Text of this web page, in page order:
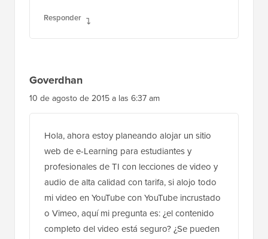
Responder
Goverdhan
10 de agosto de 2015 a las 6:37 am
Hola, ahora estoy planeando alojar un sitio
web de e-Learning para estudiantes y
profesionales de TI con lecciones de video y
audio de alta calidad con tarifa, si alojo todo
mi video en YouTube con YouTube incrustado
o Vimeo, aquí mi pregunta es: ¿el contenido
completo del video está seguro? ¿Se pueden